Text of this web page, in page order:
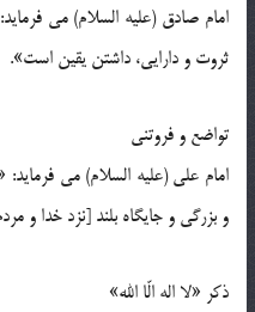
ثروت و دارایی، داشتن یقین است».
تواضع و فروتنی
و بزرگی و جایگاه بلند [نزد خدا و
ذکر «لا اله الّا الله»